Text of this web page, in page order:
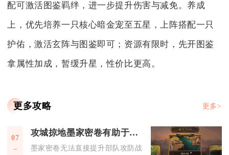
配可激活图鉴羁绊，进一步提升伤害与减免。养成
上，优先培养一只核心暗金宠至五星，上阵搭配一只
护佑，激活玄阵与图鉴即可；资源有限时，先开图鉴
拿属性加成，暂缓升星，性价比更高。
更多攻略 更多>
07 攻城掠地墨家密卷有助于攻占敌方领土吗
墨家密卷无法直接提升部队攻防战力，不能瞬间拿下敌方领